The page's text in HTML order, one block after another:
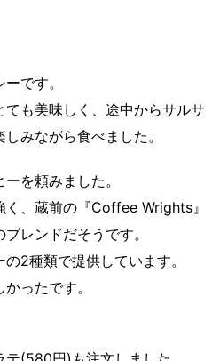
です。
も美味しく、途中からサルサ
みながら食べました。
を頼みました。
、蔵前の『Coffee Wrights』
レンドだそうです。
2種類で提供しています。
ったです。